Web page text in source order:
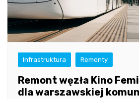
Infrastruktura Remonty
Remont węzła Kino
dla warszawskiej